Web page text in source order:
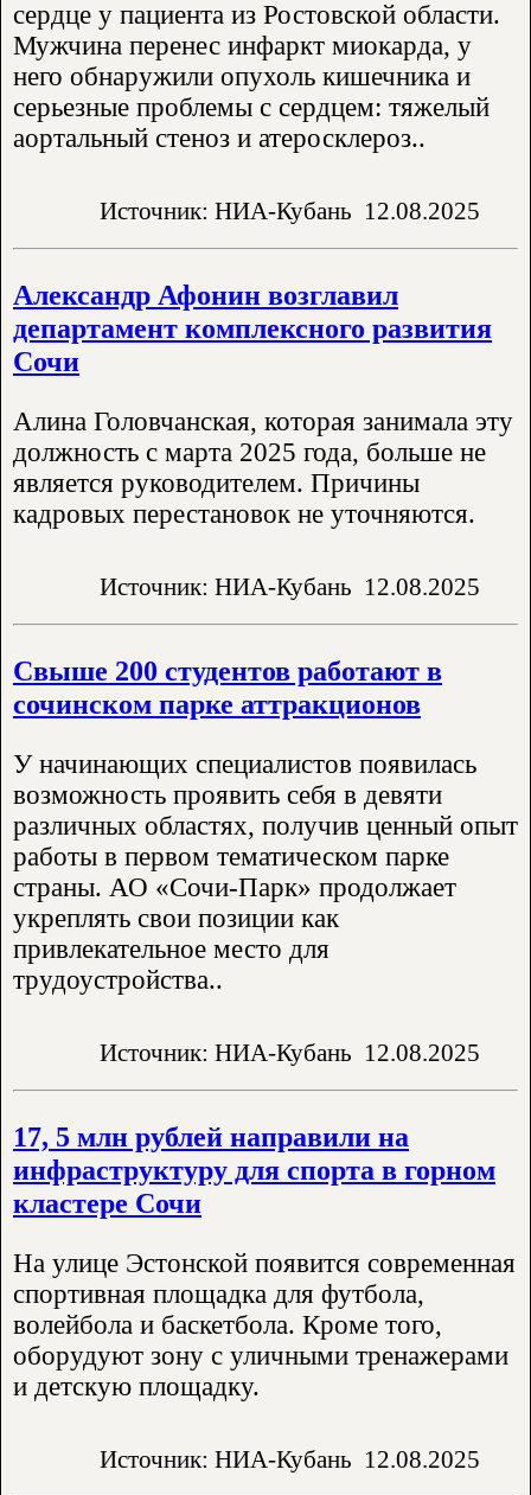
сердце у пациента из Ростовской области.
Мужчина перенес инфаркт миокарда, у
него обнаружили опухоль кишечника и
серьезные проблемы с сердцем: тяжелый
аортальный стеноз и атеросклероз..
Источник: НИА-Кубань 12.08.2025
Александр Афонин возглавил
департамент комплексного развития
Сочи
Алина Головчанская, которая занимала эту
должность с марта 2025 года, больше не
является руководителем. Причины
кадровых перестановок не уточняются.
Источник: НИА-Кубань 12.08.2025
Свыше 200 студентов работают в
сочинском парке аттракционов
У начинающих специалистов появилась
возможность проявить себя в девяти
различных областях, получив ценный опыт
работы в первом тематическом парке
страны. АО «Сочи-Парк» продолжает
укреплять свои позиции как
привлекательное место для
трудоустройства..
Источник: НИА-Кубань 12.08.2025
17, 5 млн рублей направили на
инфраструктуру для спорта в горном
кластере Сочи
На улице Эстонской появится современная
спортивная площадка для футбола,
волейбола и баскетбола. Кроме того,
оборудуют зону с уличными тренажерами
и детскую площадку.
Источник: НИА-Кубань 12.08.2025